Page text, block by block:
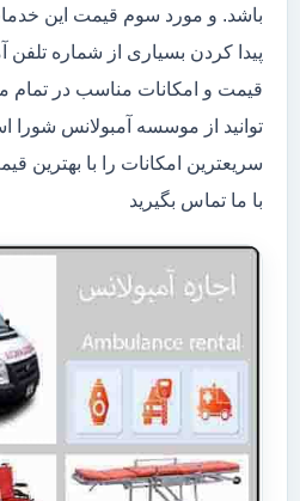
باشد. و مورد سوم قیمت این
پیدا کردن بسیاری از شماره
قیمت و امکانات مناسب در
توانید از موسسه آمبولانس شورا
سریعترین امکانات را با بهترین
با ما تماس بگیرید